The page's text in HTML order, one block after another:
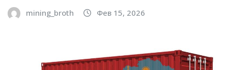
mining_broth Фев 15, 2026